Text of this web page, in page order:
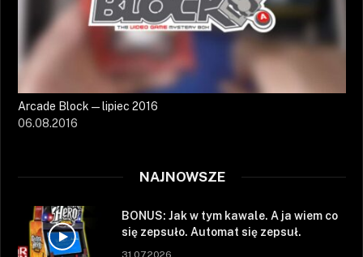
Arcade Block — lipiec 2016
06.08.2016
NAJNOWSZE
BONUS: Jak w tym kawale. A ja wiem co
się zepsuło. Automat się zepsuł.
31.07.2026